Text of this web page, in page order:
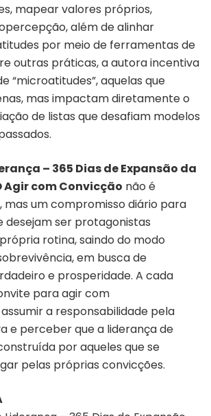
mapear valores próprios,
além de alinhar
por meio de ferramentas de
outras práticas, a autora incentiva
“microatitudes”, aquelas que
mas impactam diretamente o
de listas que desafiam modelos
– 365 Dias de Expansão da
Agir com Convicção não é
mas um compromisso diário para
desejam ser protagonistas
rotina, saindo do modo
em busca de
e prosperidade. A cada
para agir com
a responsabilidade pela
e perceber que a liderança de
por aqueles que se
pelas próprias convicções.